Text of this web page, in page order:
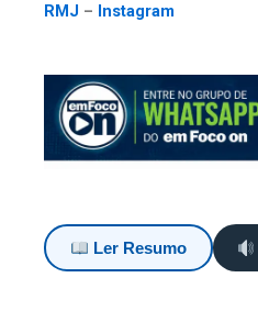
RMJ – Instagram
Ler Resumo